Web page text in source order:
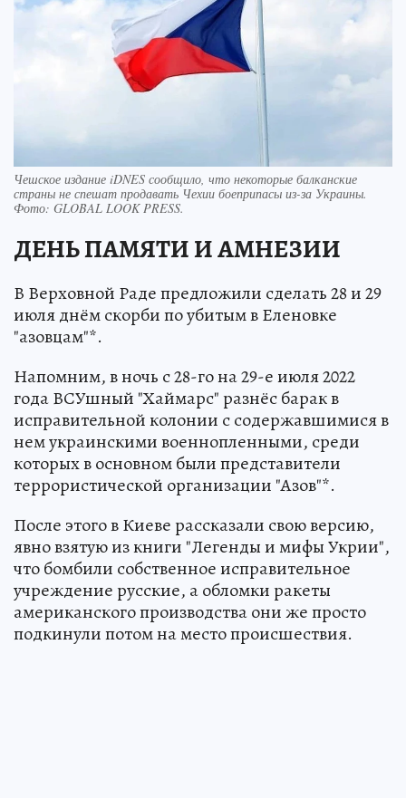
Чешское издание iDNES сообщило, что некоторые балканские
страны не спешат продавать Чехии боеприпасы из-за Украины.
Фото: GLOBAL LOOK PRESS.
ДЕНЬ ПАМЯТИ И АМНЕЗИИ
В Верховной Раде предложили сделать 28 и 29
июля днём скорби по убитым в Еленовке
"азовцам"*.
Напомним, в ночь с 28-го на 29-е июля 2022
года ВСУшный "Хаймарс" разнёс барак в
исправительной колонии с содержавшимися в
нем украинскими военнопленными, среди
которых в основном были представители
террористической организации "Азов"*.
После этого в Киеве рассказали свою версию,
явно взятую из книги "Легенды и мифы Укрии",
что бомбили собственное исправительное
учреждение русские, а обломки ракеты
американского производства они же просто
подкинули потом на место происшествия.